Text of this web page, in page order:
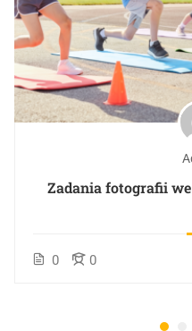
Zadania fotografii
0 0